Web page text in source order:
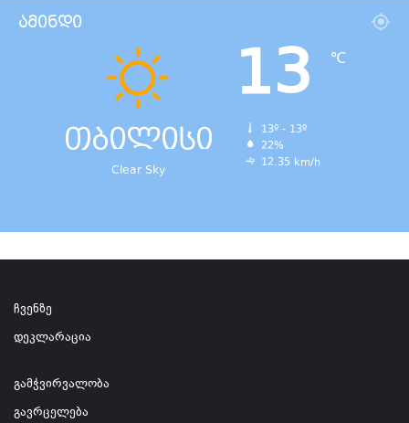
ამინდი
თბილისი
Clear Sky
13 ℃
13º - 13º
22%
12.35 km/h
ჩვენზე
დეკლარაცია
გამჭვირვალობა
გავრცელება